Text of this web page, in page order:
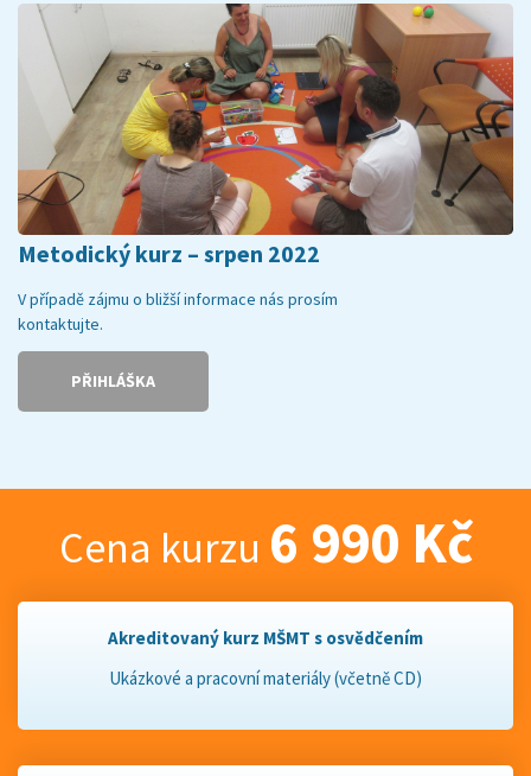
Metodický kurz – srpen 2022
V případě zájmu o bližší informace nás prosím
kontaktujte.
PŘIHLÁŠKA
Cena kurzu 6 990 Kč
Akreditovaný kurz MŠMT s osvědčením
Ukázkové a pracovní materiály (včetně CD)